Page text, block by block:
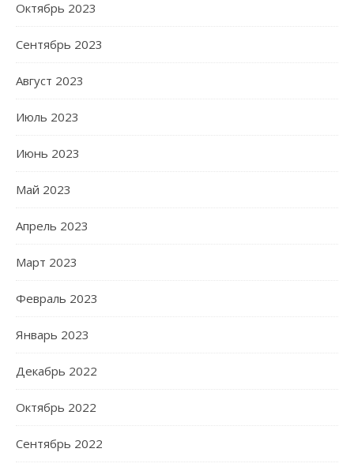
Октябрь 2023
Сентябрь 2023
Август 2023
Июль 2023
Июнь 2023
Май 2023
Апрель 2023
Март 2023
Февраль 2023
Январь 2023
Декабрь 2022
Октябрь 2022
Сентябрь 2022